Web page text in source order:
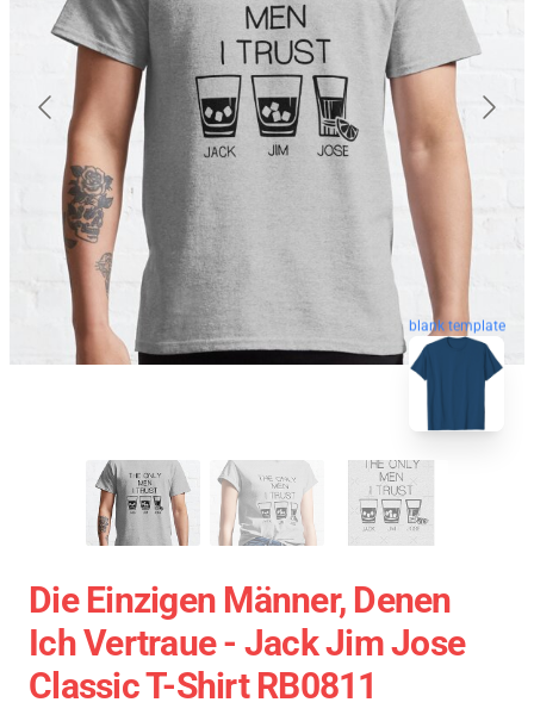
blank template
Die Einzigen Männer, Denen
Ich Vertraue - Jack Jim Jose
Classic T-Shirt RB0811